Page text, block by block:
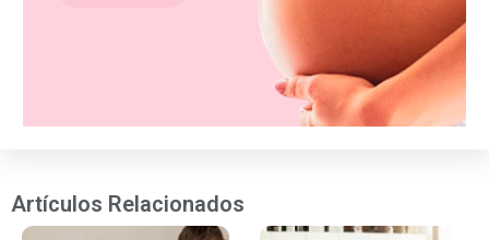
Artículos Relacionados